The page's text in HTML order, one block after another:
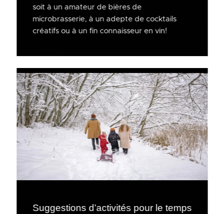
soit à un amateur de bières de
microbrasserie, à un adepte de cocktails
créatifs ou à un fin connaisseur en vin!
Suggestions d’activités pour le temps